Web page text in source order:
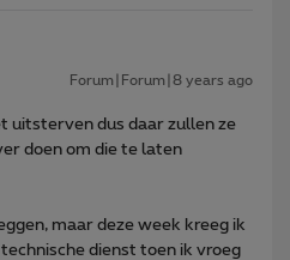
Forum|Forum|8 years ago
uitsterven dus daar zullen ze
doen om die te laten
maar deze week kreeg ik
dienst toen ik vroeg